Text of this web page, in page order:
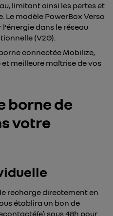
limitant ainsi les pertes et
Le modèle PowerBox Verso
dans le réseau
(V2G).
connectée Mobilize,
meilleure maîtrise de vos
borne de
votre
recharge directement en
établira un bon de
sous 48h pour